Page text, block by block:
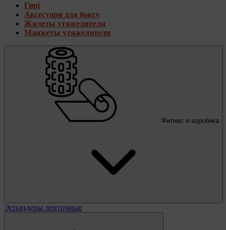
Гирі
Аксесуари для боксу
Жилеты утяжелители
Манжеты утяжелители
Фитнес и аэробика
Эспандеры ленточные